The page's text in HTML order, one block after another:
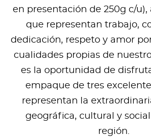
en presentación de 250g c/u),
que representan trabajo,
dedicación, respeto y amor
cualidades propias de
es la oportunidad de
empaque de tres
representan la
geográfica, cultural y
región.